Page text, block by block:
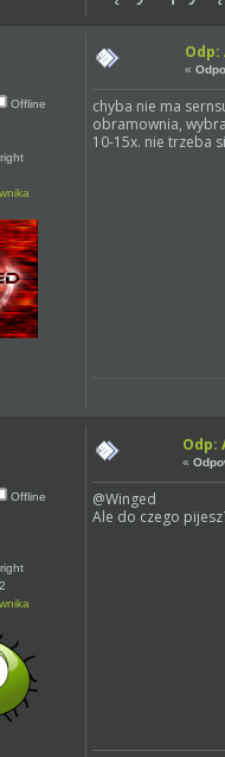
Offline
«
chyba nie ma
obramownia,
10-15x. nie trzeba
Offline
Odp:
«
@Winged
Ale do czego